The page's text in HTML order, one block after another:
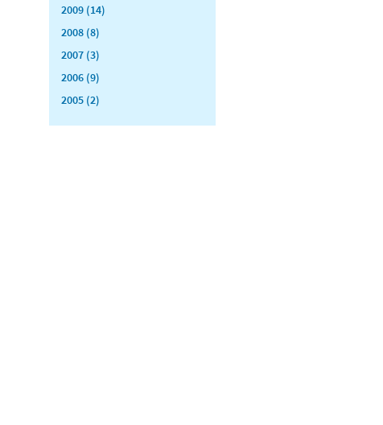
2009 (14)
2008 (8)
2007 (3)
2006 (9)
2005 (2)